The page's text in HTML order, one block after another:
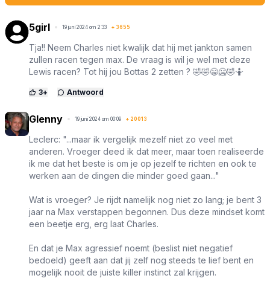
5girl 19 juni 2024 om 2:33 + 3655
Tja!! Neem Charles niet kwalijk dat hij met jankton samen
zullen racen tegen max. De vraag is wil je wel met deze
Lewis racen? Tot hij jou Bottas 2 zetten ? 🤣🤣😁🥶🤣🤷
3+ Antwoord
Glenny 19 juni 2024 om 00:09 + 20013
Leclerc: "...maar ik vergelijk mezelf niet zo veel met
anderen. Vroeger deed ik dat meer, maar toen realiseerde
ik me dat het beste is om je op jezelf te richten en ook te
werken aan de dingen die minder goed gaan..."
Wat is vroeger? Je rijdt namelijk nog niet zo lang; je bent 3
jaar na Max verstappen begonnen. Dus deze mindset komt
een beetje erg, erg laat Charles.
En dat je Max agressief noemt (beslist niet negatief
bedoeld) geeft aan dat jij zelf nog steeds te lief bent en
mogelijk nooit de juiste killer instinct zal krijgen.